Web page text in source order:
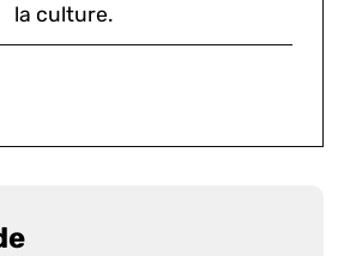
la culture.